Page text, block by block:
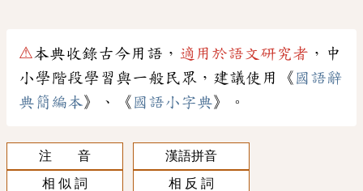
⚠本典收錄古今用語， 適用於語文研究者 ，中
小學階段學習與一般民眾，建議使用《 國語辭
典簡編本》、《 國語小字典》。
注 音
漢語拼音
相 似 詞
相 反 詞